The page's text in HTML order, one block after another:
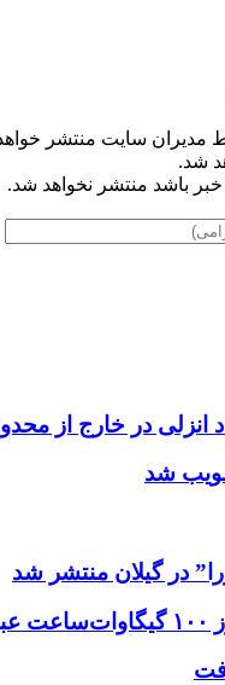
مدیران سایت منتشر
شد.
خبر باشد منتشر نخواهد شد.
انزلی در خارج از
در گیلان منتشر شد